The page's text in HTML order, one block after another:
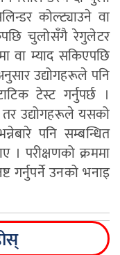
कोल्ट्याउने वा
चुलोसँगै रेगुलेटर
वा म्याद सकिएपछि
उद्योगहरूले पनि
टेस्ट गर्नुपर्छ ।
तर उद्योगहरूले यसको
पनि सम्बन्धित
। परीक्षणको क्रममा
गर्नुपर्ने उनको भनाइ